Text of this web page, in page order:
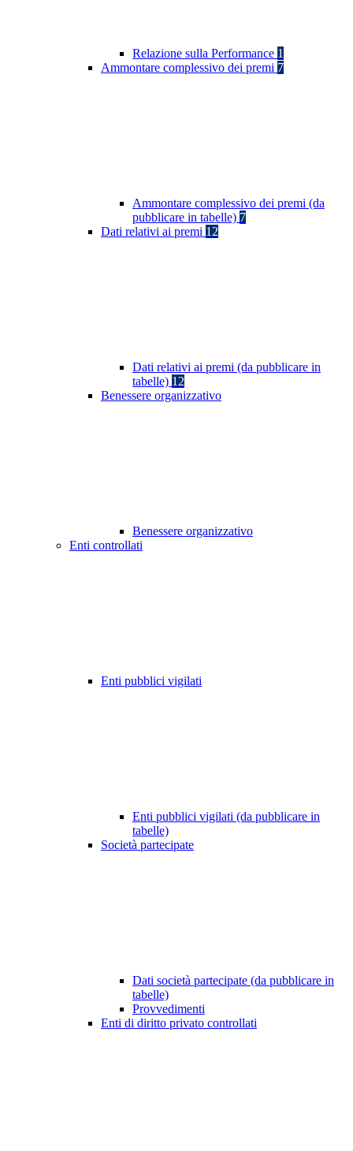
Relazione sulla Performance 1
Ammontare complessivo dei premi 7
Ammontare complessivo dei premi (da
pubblicare in tabelle) 7
Dati relativi ai premi 12
Dati relativi ai premi (da pubblicare in
tabelle) 12
Benessere organizzativo
Benessere organizzativo
Enti controllati
Enti pubblici vigilati
Enti pubblici vigilati (da pubblicare in
tabelle)
Società partecipate
Dati società partecipate (da pubblicare in
tabelle)
Provvedimenti
Enti di diritto privato controllati